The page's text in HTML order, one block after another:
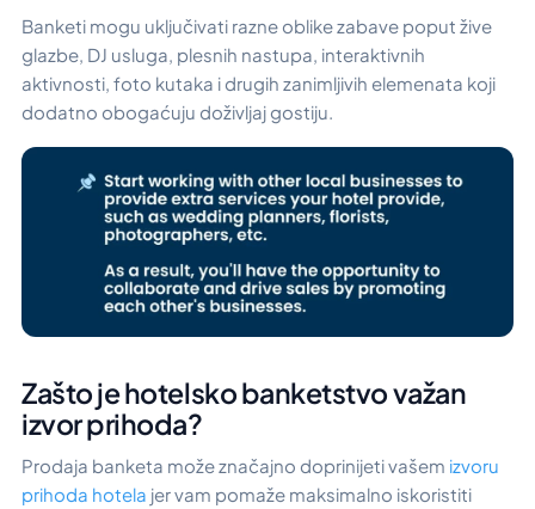
Banketi mogu uključivati razne oblike zabave poput žive
glazbe, DJ usluga, plesnih nastupa, interaktivnih
aktivnosti, foto kutaka i drugih zanimljivih elemenata koji
dodatno obogaćuju doživljaj gostiju.
Zašto je hotelsko banketstvo važan
izvor prihoda?
Prodaja banketa može značajno doprinijeti vašem izvoru
prihoda hotela jer vam pomaže maksimalno iskoristiti